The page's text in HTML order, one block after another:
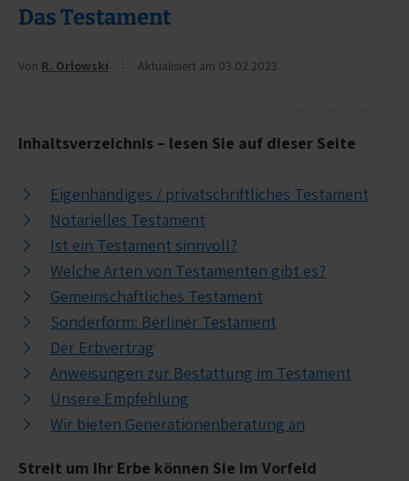
Das Testament
Von R. Orlowski Aktualisiert am 03.02.2023
Inhaltsverzeichnis – lesen Sie auf dieser Seite
Eigenhändiges / privatschriftliches Testament
Notarielles Testament
Ist ein Testament sinnvoll?
Welche Arten von Testamenten gibt es?
Gemeinschaftliches Testament
Sonderform: Berliner Testament
Der Erbvertrag
Anweisungen zur Bestattung im Testament
Unsere Empfehlung
Wir bieten Generationenberatung an
Streit um Ihr Erbe können Sie im Vorfeld